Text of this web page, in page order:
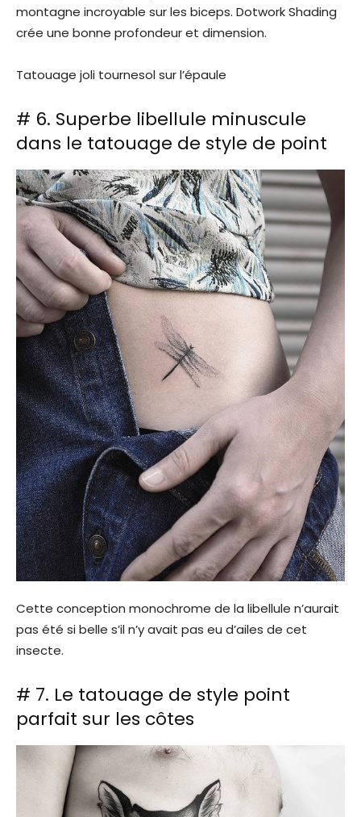
montagne incroyable sur les biceps. Dotwork Shading
crée une bonne profondeur et dimension.
Tatouage joli tournesol sur l’épaule
# 6. Superbe libellule minuscule
dans le tatouage de style de point
Cette conception monochrome de la libellule n’aurait
pas été si belle s’il n’y avait pas eu d’ailes de cet
insecte.
# 7. Le tatouage de style point
parfait sur les côtes